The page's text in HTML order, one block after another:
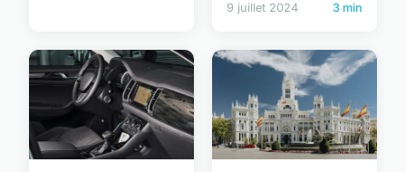
9 juillet 2024 3 min